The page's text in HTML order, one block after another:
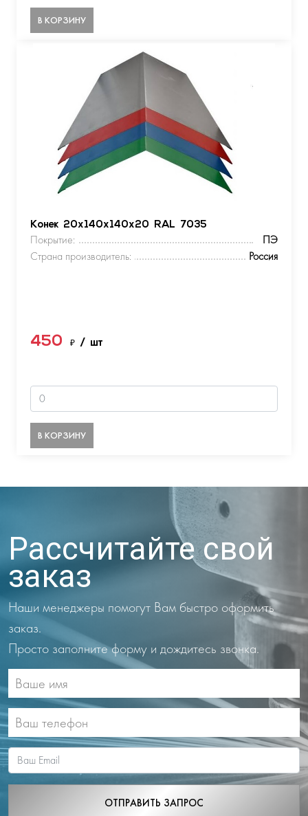
В КОРЗИНУ
Конек 20х140х140х20 RAL 7035
Покрытие:
ПЭ
Страна производитель:
Россия
450 ₽ / шт
В КОРЗИНУ
Рассчитайте свой
заказ
Наши менеджеры помогут Вам быстро оформить
заказ.
Просто заполните форму и дождитесь звонка.
ОТПРАВИТЬ ЗАПРОС